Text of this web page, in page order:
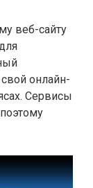
веб-сайту
онлайн-
Сервисы